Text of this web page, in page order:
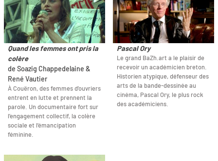
Quand les femmes ont pris la
colère
de Soazig Chappedelaine &
René Vautier
À Couëron, des femmes d’ouvriers
entrent en lutte et prennent la
parole. Un documentaire fort sur
l’engagement collectif, la colère
sociale et l’émancipation
féminine.
Pascal Ory
Le grand BaZh.art a le plaisir de
recevoir un académicien breton.
Historien atypique, défenseur des
arts de la bande-dessinée au
cinéma, Pascal Ory, le plus rock
des académiciens.